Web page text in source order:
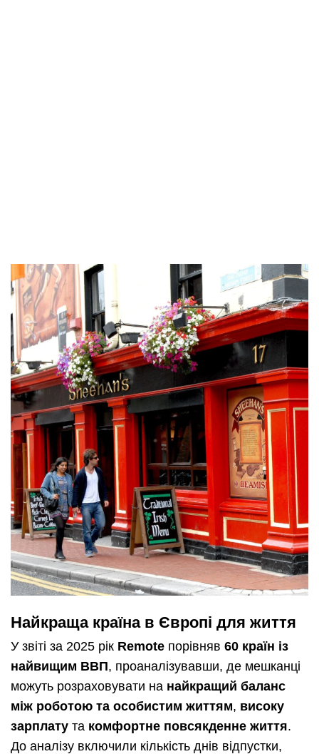
Найкраща країна в Європі для життя
У звіті за 2025 рік Remote порівняв 60 країн із
найвищим ВВП, проаналізувавши, де мешканці
можуть розраховувати на найкращий баланс
між роботою та особистим життям, високу
зарплату та комфортне повсякденне життя.
До аналізу включили кількість днів відпустки,